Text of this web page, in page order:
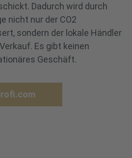
Dadurch wird durch
nicht nur der CO2
sondern der lokale Händler
Es gibt keinen
Geschäft.